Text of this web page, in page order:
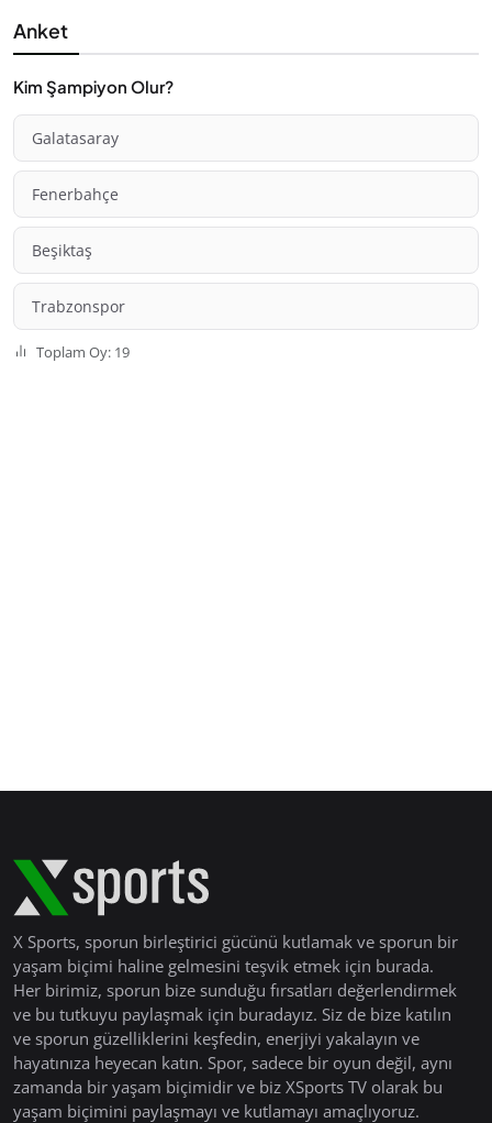
Anket
Kim Şampiyon Olur?
Galatasaray
Fenerbahçe
Beşiktaş
Trabzonspor
Toplam Oy: 19
X Sports, sporun birleştirici gücünü kutlamak ve sporun bir
yaşam biçimi haline gelmesini teşvik etmek için burada.
Her birimiz, sporun bize sunduğu fırsatları değerlendirmek
ve bu tutkuyu paylaşmak için buradayız. Siz de bize katılın
ve sporun güzelliklerini keşfedin, enerjiyi yakalayın ve
hayatınıza heyecan katın. Spor, sadece bir oyun değil, aynı
zamanda bir yaşam biçimidir ve biz XSports TV olarak bu
yaşam biçimini paylaşmayı ve kutlamayı amaçlıyoruz.